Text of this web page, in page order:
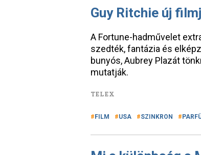
Guy Ritchie új
A Fortune-hadművelet
szedték, fantázia és
bunyós, Aubrey Plazát
mutatják.
TELEX
FILM USA SZINKRON